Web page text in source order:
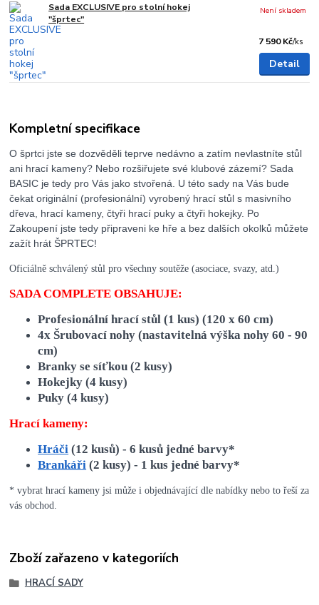
Sada EXCLUSIVE pro stolní hokej
"šprtec"
7 590 Kč/ks
Není skladem
Detail
Kompletní specifikace
O šprtci jste se dozvěděli teprve nedávno a zatím nevlastníte stůl
ani hrací kameny? Nebo rozšiřujete své klubové zázemí? Sada
BASIC je tedy pro Vás jako stvořená. U této sady na Vás bude
čekat originální (profesionální) vyrobený hrací stůl s masivního
dřeva, hrací kameny, čtyři hrací puky a čtyři hokejky. Po
Zakoupení jste tedy připraveni ke hře a bez dalších okolků můžete
zažít hrát ŠPRTEC!
Oficiálně schválený stůl pro všechny soutěže (asociace, svazy, atd.)
SADA COMPLETE OBSAHUJE:
Profesionální hrací stůl (1 kus) (120 x 60 cm)
4x Šrubovací nohy (nastavitelná výška nohy 60 - 90
cm)
Branky se síťkou (2 kusy)
Hokejky (4 kusy)
Puky (4 kusy)
Hrací kameny:
Hráči (12 kusů) - 6 kusů jedné barvy*
Brankáři (2 kusy) - 1 kus jedné barvy*
* vybrat hrací kameny jsi může i objednávající dle nabídky nebo to řeší za
vás obchod.
Zboží zařazeno v kategoriích
HRACÍ SADY